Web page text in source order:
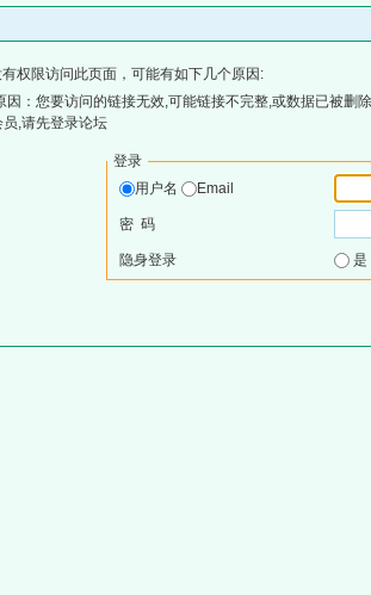
权限访问此页面，可能有如下几个原因:
因：您要访问的链接无效,可能链接不完整,或数据已被删
,请先登录论坛
登录
用户名
Email
密 码
隐身登录